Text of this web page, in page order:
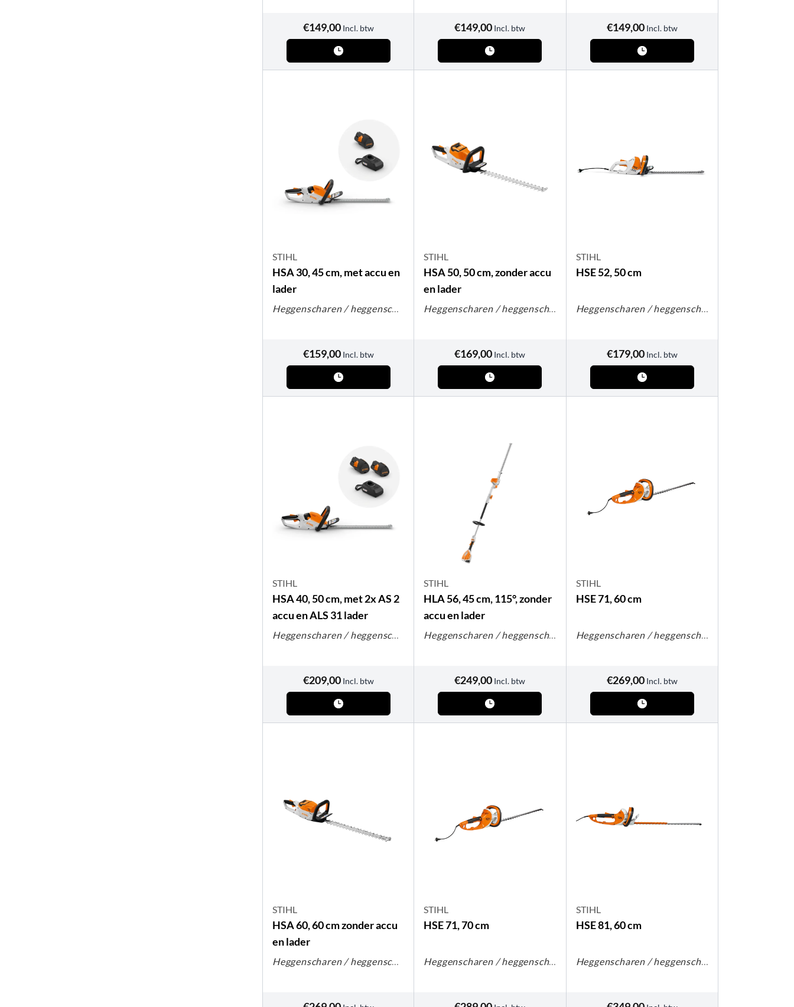
€149,00 Incl. btw €149,00 Incl. btw €149,00 Incl. btw
STIHL
HSA 30, 45 cm, met accu en
lader
Heggenscharen / heggenscharen op steel
€159,00 Incl. btw
STIHL
HSA 50, 50 cm, zonder accu
en lader
Heggenscharen / heggenscharen op steel
€169,00 Incl. btw
STIHL
HSE 52, 50 cm
Heggenscharen / heggenscharen op steel
€179,00 Incl. btw
STIHL
HSA 40, 50 cm, met 2x AS 2
accu en ALS 31 lader
Heggenscharen / heggenscharen op steel
€209,00 Incl. btw
STIHL
HLA 56, 45 cm, 115°, zonder
accu en lader
Heggenscharen / heggenscharen op steel
€249,00 Incl. btw
STIHL
HSE 71, 60 cm
Heggenscharen / heggenscharen op steel
€269,00 Incl. btw
STIHL
HSA 60, 60 cm zonder accu
en lader
Heggenscharen / heggenscharen op steel
STIHL
HSE 71, 70 cm
Heggenscharen / heggenscharen op steel
STIHL
HSE 81, 60 cm
Heggenscharen / heggenscharen op steel